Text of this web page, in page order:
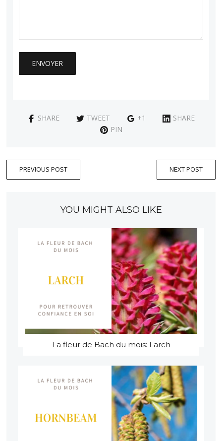
SHARE TWEET +1
SHARE
PIN
PREVIOUS POST NEXT POST
YOU MIGHT ALSO LIKE
La fleur de Bach du mois: Larch